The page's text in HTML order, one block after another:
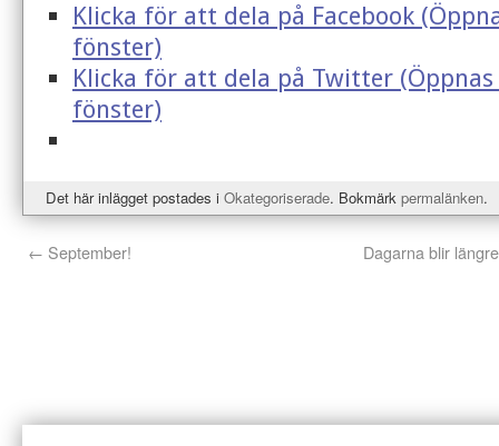
Klicka för att dela på Facebook
fönster)
Klicka för att dela på Twitter
fönster)
Det här inlägget postades i Okategoriserade. Bokmärk permalänken.
← September! Dagarna blir